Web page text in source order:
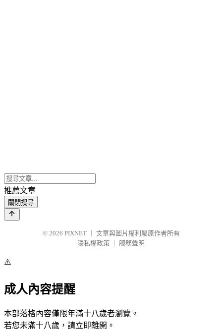
推薦文章
關閉搜尋
© 2026 PIXNET
文章與圖片權利屬原作者所有
隱私權政策
服務聲明
⚠️
成人內容提醒
本部落格內容僅限年滿十八歲者瀏覽。
若您未滿十八歲，請立即離開。